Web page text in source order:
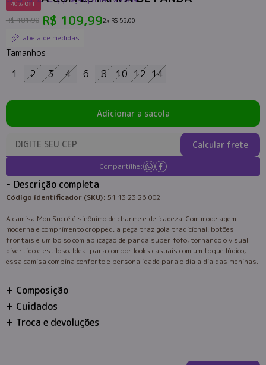
40% OFF
R$ 181,90 R$ 109,992x R$ 55,00
Tabela de medidas
Tamanhos
1 2 3 4 6 8 10 12 14
Adicionar a sacola
Calcular frete
Compartilhe:
Descrição completa
Código identificador (SKU): 51 13 23 26 002
A camisa Mon Sucré é sinônimo de charme e delicadeza. Com modelagem
moderna e comprimento cropped, a peça traz gola tradicional, botões
frontais e um bolso com aplicação de panda super fofo, tornando o visual
divertido e estiloso. Ideal para compor looks casuais com um toque lúdico,
essa camisa combina conforto e personalidade para o dia a dia das meninas.
Composição
Cuidados
Troca e devoluções